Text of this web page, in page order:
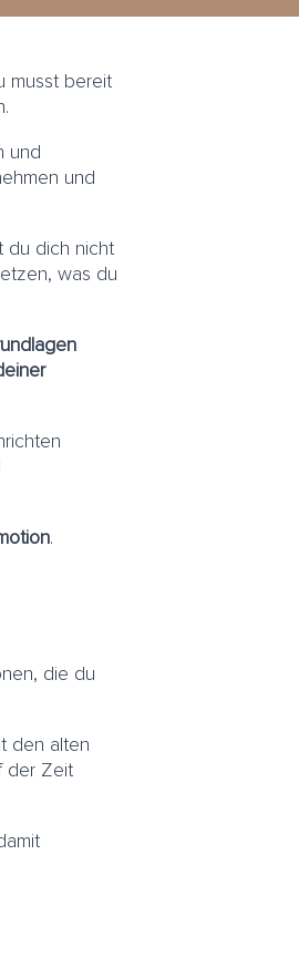
musst bereit
und
und
du dich nicht
was du
.
die du
den alten
der Zeit